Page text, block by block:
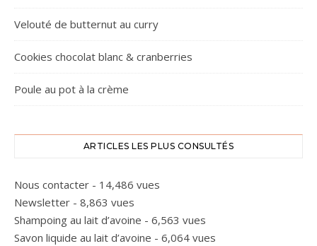
Velouté de butternut au curry
Cookies chocolat blanc & cranberries
Poule au pot à la crème
ARTICLES LES PLUS CONSULTÉS
Nous contacter - 14,486 vues
Newsletter - 8,863 vues
Shampoing au lait d’avoine - 6,563 vues
Savon liquide au lait d’avoine - 6,064 vues